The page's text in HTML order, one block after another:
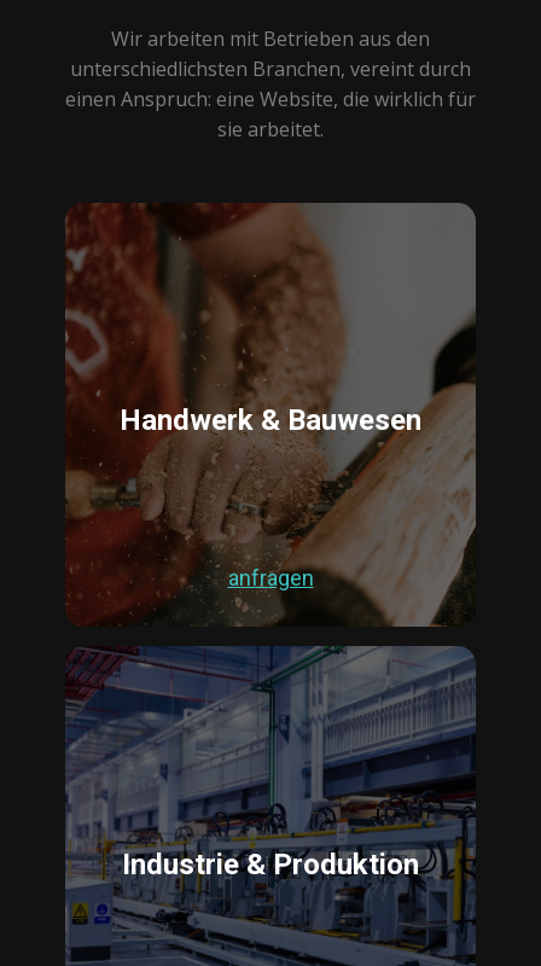
Wir arbeiten mit Betrieben aus den
unterschiedlichsten Branchen, vereint durch
einen Anspruch: eine Website, die wirklich für
sie arbeitet.
Handwerk & Bauwesen
anfragen
Industrie & Produktion